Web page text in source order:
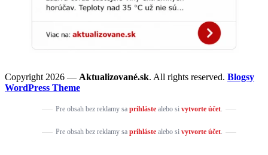
Copyright 2026 — Aktualizované.sk. All rights reserved. Blogsy
WordPress Theme
Pre obsah bez reklamy sa prihlástealebo si vytvorte účet.